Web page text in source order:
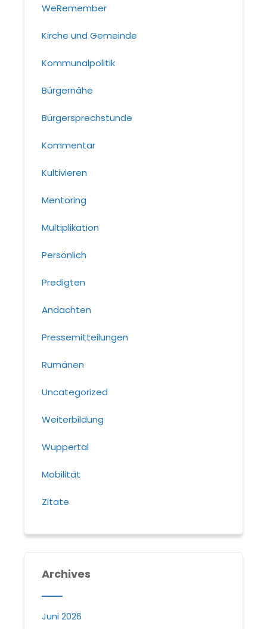
WeRemember
Kirche und Gemeinde
Kommunalpolitik
Bürgernähe
Bürgersprechstunde
Kommentar
Kultivieren
Mentoring
Multiplikation
Persönlich
Predigten
Andachten
Pressemitteilungen
Rumänen
Uncategorized
Weiterbildung
Wuppertal
Mobilität
Zitate
Archives
Juni 2026